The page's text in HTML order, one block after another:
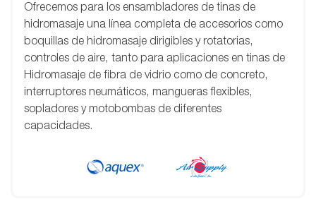
Ofrecemos para los ensambladores de tinas de
hidromasaje una línea completa de accesorios como
boquillas de hidromasaje dirigibles y rotatorias,
controles de aire, tanto para aplicaciones en tinas de
Hidromasaje de fibra de vidrio como de concreto,
interruptores neumáticos, mangueras flexibles,
sopladores y motobombas de diferentes
capacidades.